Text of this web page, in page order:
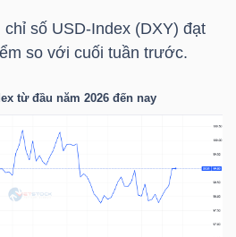
số USD-Index (DXY) đạt
so với cuối tuần trước.
từ đầu năm 2026 đến nay